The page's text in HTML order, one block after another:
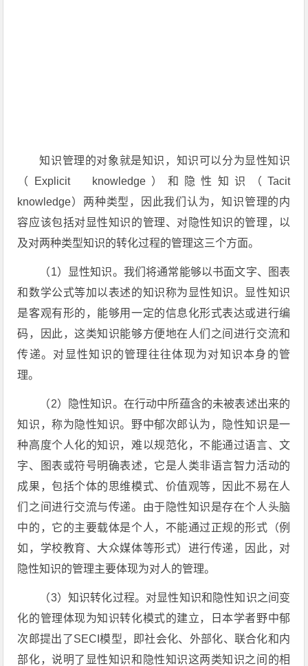
知识管理的对象就是知识，知识可以分为显性知识
（Explicit knowledge）和隐性知识（Tacit
knowledge）两种类型，因此我们认为，知识管理的内
容应该包括对显性知识的管理、对隐性知识的管理，以
及对两种类型知识的转化过程的管理这三个方面。
（1）显性知识。我们将通常能够以书面文字、图表
和数学公式等加以表述的知识称为显性知识。显性知识
是客观有形的，能够用一定的信息化形式表达或进行编
码，因此，这类知识能够方便地在人们之间进行交流和
传递。对显性知识的管理往往体现为对知识本身的管
理。
（2）隐性知识。在行动中所蕴含的未被表述出来的
知识，称为隐性知识。野中郁次郎认为，隐性知识是一
种高度个人化的知识，难以规范化，不能通过语言、文
字、图表或符号明确表述，它是人类非语言智力活动的
成果，包括个体的思维模式、价值观等，因此不易在人
们之间进行交流与传递。由于隐性知识是存在个人头脑
中的，它的主要载体是个人，不能通过正规的形式（例
如，学校教育、大众媒体等形式）进行传递，因此，对
隐性知识的管理主要体现为对人的管理。
（3）知识转化过程。对显性知识和隐性知识之间变
化的管理体现为知识转化模式的建立，日本学者野中郁
次郎提出了SECI模型，即社会化、外部化、联合化和内
部化，说明了显性知识和隐性知识这两类知识之间的相